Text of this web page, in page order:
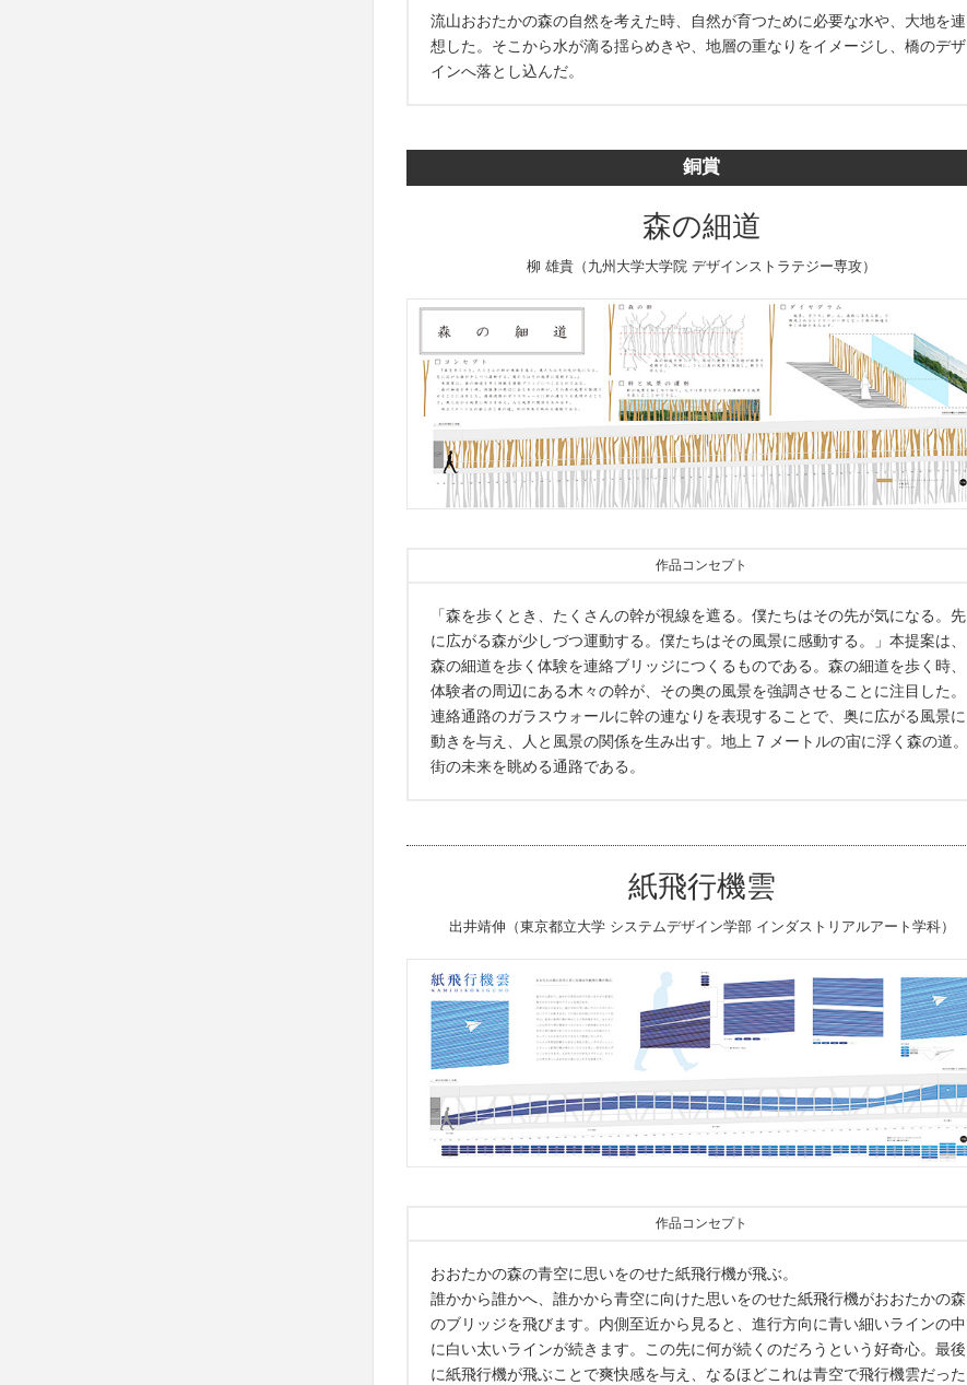
流山おおたかの森の自然を考えた時、自然が育つために必要な水や、大地を連
想した。そこから水が滴る揺らめきや、地層の重なりをイメージし、橋のデザ
インへ落とし込んだ。
銅賞
森の細道
柳 雄貴（九州大学大学院 デザインストラテジー専攻）
作品コンセプト
「森を歩くとき、たくさんの幹が視線を遮る。僕たちはその先が気になる。先
に広がる森が少しづつ運動する。僕たちはその風景に感動する。」本提案は、
森の細道を歩く体験を連絡ブリッジにつくるものである。森の細道を歩く時、
体験者の周辺にある木々の幹が、その奥の風景を強調させることに注目した。
連絡通路のガラスウォールに幹の連なりを表現することで、奥に広がる風景に
動きを与え、人と風景の関係を生み出す。地上 7 メートルの宙に浮く森の道。
街の未来を眺める通路である。
紙飛行機雲
出井靖伸（東京都立大学 システムデザイン学部 インダストリアルアート学科）
作品コンセプト
おおたかの森の青空に思いをのせた紙飛行機が飛ぶ。
誰かから誰かへ、誰かから青空に向けた思いをのせた紙飛行機がおおたかの森
のブリッジを飛びます。内側至近から見ると、進行方向に青い細いラインの中
に白い太いラインが続きます。この先に何が続くのだろうという好奇心。最後
に紙飛行機が飛ぶことで爽快感を与え、なるほどこれは青空で飛行機雲だった